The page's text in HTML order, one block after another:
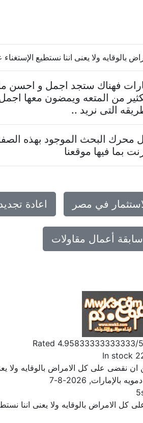
بالوقايه ولا يعنى اننا نستطيع الإستغناء
فهناك ستجد اجمل و احسن
من المتعه ويمضون معها
التى نريد ..
البحث الموجود بهذه
بما فيها موقعنا
في مصر اعادة
سابقة أعمال مقاولات
Rated 4.95833333333333/
In stock
ان نقضى على كل الامراض بالوقايه ولا
بالإمارات,
2026-8-7
5
كل الامراض بالوقايه ولا يعنى اننا